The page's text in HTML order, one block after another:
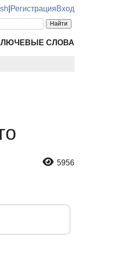
РегистрацияВход
СЛОВА
5956